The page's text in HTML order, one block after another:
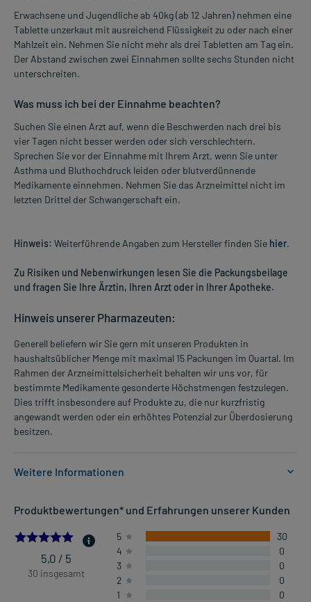
Erwachsene und Jugendliche ab 40kg (ab 12 Jahren) nehmen eine
Tablette unzerkaut mit ausreichend Flüssigkeit zu oder nach einer
Mahlzeit ein. Nehmen Sie nicht mehr als drei Tabletten am Tag ein.
Der Abstand zwischen zwei Einnahmen sollte sechs Stunden nicht
unterschreiten.
Was muss ich bei der Einnahme beachten?
Suchen Sie einen Arzt auf, wenn die Beschwerden nach drei bis
vier Tagen nicht besser werden oder sich verschlechtern.
Sprechen Sie vor der Einnahme mit Ihrem Arzt, wenn Sie unter
Asthma und Bluthochdruck leiden oder blutverdünnende
Medikamente einnehmen. Nehmen Sie das Arzneimittel nicht im
letzten Drittel der Schwangerschaft ein.
Hinweis: Weiterführende Angaben zum Hersteller finden Sie hier.
Zu Risiken und Nebenwirkungen lesen Sie die Packungsbeilage
und fragen Sie Ihre Ärztin, Ihren Arzt oder in Ihrer Apotheke.
Hinweis unserer Pharmazeuten:
Generell beliefern wir Sie gern mit unseren Produkten in
haushaltsüblicher Menge mit maximal 15 Packungen im Quartal. Im
Rahmen der Arzneimittelsicherheit behalten wir uns vor, für
bestimmte Medikamente gesonderte Höchstmengen festzulegen.
Dies trifft insbesondere auf Produkte zu, die nur kurzfristig
angewandt werden oder ein erhöhtes Potenzial zur Überdosierung
besitzen.
Weitere Informationen
- Leichte bis mäßig starke Schmerzen, wie:
- Zahnschmerzen
- Regelschmerzen
- Fieber
Produktbewertungen* und Erfahrungen unserer Kunden
5.0
5,0 / 5
30 insgesamt
5
30
4
0
3
0
2
0
1
0